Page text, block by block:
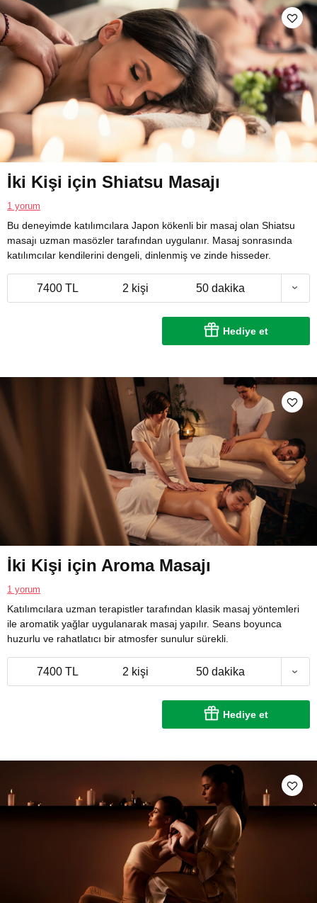
İki Kişi için Shiatsu Masajı
1 yorum
Bu deneyimde katılımcılara Japon kökenli bir masaj olan Shiatsu
masajı uzman masözler tarafından uygulanır. Masaj sonrasında
katılımcılar kendilerini dengeli, dinlenmiş ve zinde hisseder.
7400 TL 2 kişi 50 dakika
Hediye et
İki Kişi için Aroma Masajı
1 yorum
Katılımcılara uzman terapistler tarafından klasik masaj yöntemleri
ile aromatik yağlar uygulanarak masaj yapılır. Seans boyunca
huzurlu ve rahatlatıcı bir atmosfer sunulur sürekli.
7400 TL 2 kişi 50 dakika
Hediye et